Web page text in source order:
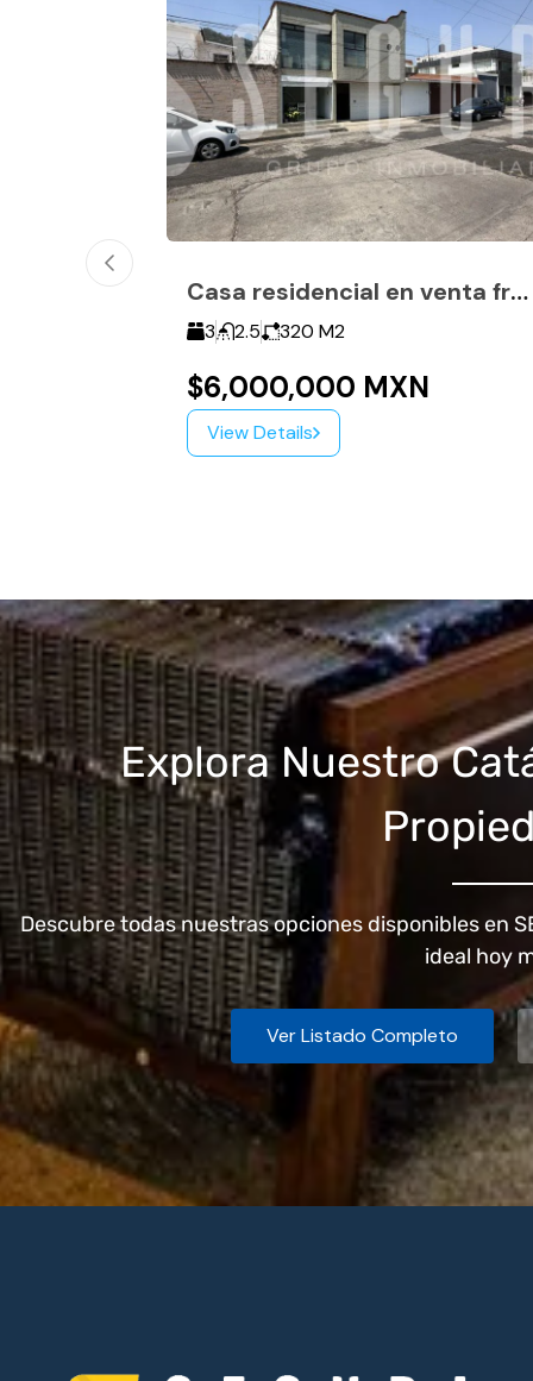
Casa residencial en venta frente al IMSS de Camelinas
3 2.5 320 M2
$6,000,000 MXN
View Details
Explora Nuestro
Descubre todas nuestras opciones disponibles en
ideal hoy
Ver Listado Completo